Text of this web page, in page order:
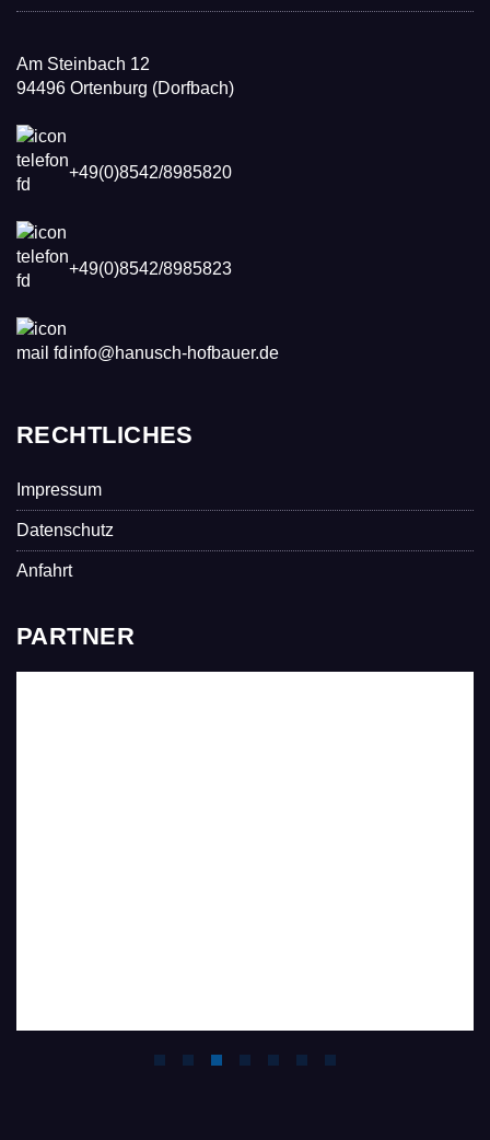
Am Steinbach 12
94496 Ortenburg (Dorfbach)
+49(0)8542/8985820
+49(0)8542/8985823
info@hanusch-hofbauer.de
RECHTLICHES
Impressum
Datenschutz
Anfahrt
PARTNER